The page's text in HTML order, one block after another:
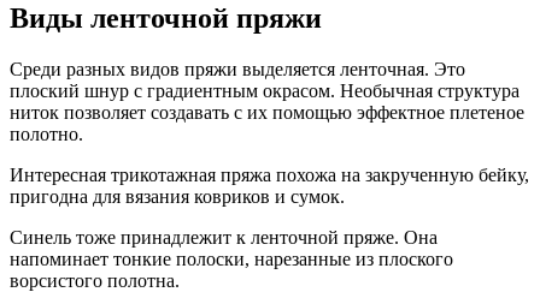
Виды ленточной пряжи
Среди разных видов пряжи выделяется ленточная. Это
плоский шнур с градиентным окрасом. Необычная структура
ниток позволяет создавать с их помощью эффектное плетеное
полотно.
Интересная трикотажная пряжа похожа на закрученную бейку,
пригодна для вязания ковриков и сумок.
Синель тоже принадлежит к ленточной пряже. Она
напоминает тонкие полоски, нарезанные из плоского
ворсистого полотна.